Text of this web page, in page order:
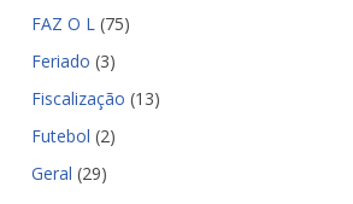
FAZ O L (75)
Feriado (3)
Fiscalização (13)
Futebol (2)
Geral (29)